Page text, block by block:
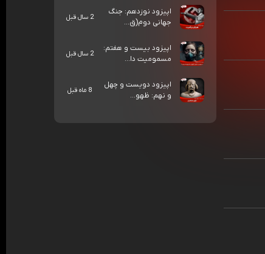
اپیزود نوزدهم: جنگ
جهانی دوم(ق...
2 سال قبل
اپیزود بیست و هفتم:
مسمومیت دا...
2 سال قبل
اپیزود دویست و چهل
و نهم: ظهو...
8 ماه قبل